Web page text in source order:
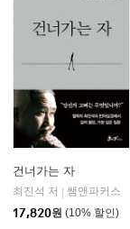
건너가는 자
최진석 저
쌤앤파커스
17,820원 (10% 할인)